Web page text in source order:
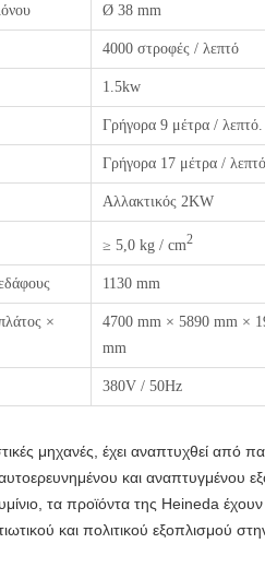
Ø 38 mm
4000 στροφές / λεπτό
1.5kw
Γρήγορα 9 μέτρα / λεπτό.
Γρήγορα 17 μέτρα /
Αλλακτικός 2KW
≥ 5,0 kg / cm2
1130 mm
×
4700 mm × 5890 mm ×
mm
380V / 50Hz
μηχανές, έχει αναπτυχθεί από
και αναπτυγμένου
τα προϊόντα της Heineda έχουν
και πολιτικού εξοπλισμού